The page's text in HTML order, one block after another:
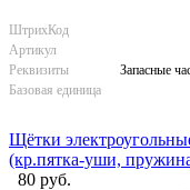
ШтрихКод
Артикул
Реквизиты
Запасные
Базовая единица
Щётки
(кр.пятка-уши,
80 руб.